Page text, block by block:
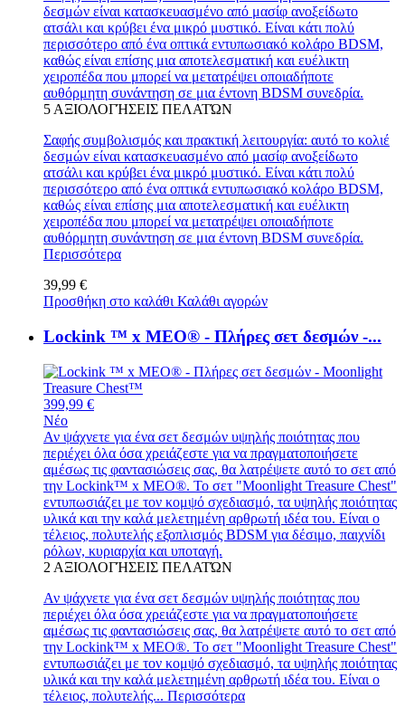
δεσμών είναι κατασκευασμένο από μασίφ ανοξείδωτο
ατσάλι και κρύβει ένα μικρό μυστικό. Είναι κάτι πολύ
περισσότερο από ένα οπτικά εντυπωσιακό κολάρο BDSM,
καθώς είναι επίσης μια αποτελεσματική και ευέλικτη
χειροπέδα που μπορεί να μετατρέψει οποιαδήποτε
αυθόρμητη συνάντηση σε μια έντονη BDSM συνεδρία.
5 ΑΞΙΟΛΟΓΉΣΕΙΣ ΠΕΛΑΤΏΝ
Σαφής συμβολισμός και πρακτική λειτουργία: αυτό το κολιέ
δεσμών είναι κατασκευασμένο από μασίφ ανοξείδωτο
ατσάλι και κρύβει ένα μικρό μυστικό. Είναι κάτι πολύ
περισσότερο από ένα οπτικά εντυπωσιακό κολάρο BDSM,
καθώς είναι επίσης μια αποτελεσματική και ευέλικτη
χειροπέδα που μπορεί να μετατρέψει οποιαδήποτε
αυθόρμητη συνάντηση σε μια έντονη BDSM συνεδρία.
Περισσότερα
39,99 €
Προσθήκη στο καλάθι Καλάθι αγορών
Lockink ™ x MEO® - Πλήρες σετ δεσμών -...
399,99 €
Νέο
Αν ψάχνετε για ένα σετ δεσμών υψηλής ποιότητας που
περιέχει όλα όσα χρειάζεστε για να πραγματοποιήσετε
αμέσως τις φαντασιώσεις σας, θα λατρέψετε αυτό το σετ από
την Lockink™ x MEO®. Το σετ "Moonlight Treasure Chest"
εντυπωσιάζει με τον κομψό σχεδιασμό, τα υψηλής ποιότητας
υλικά και την καλά μελετημένη αρθρωτή ιδέα του. Είναι ο
τέλειος, πολυτελής εξοπλισμός BDSM για δέσιμο, παιχνίδι
ρόλων, κυριαρχία και υποταγή.
2 ΑΞΙΟΛΟΓΉΣΕΙΣ ΠΕΛΑΤΏΝ
Αν ψάχνετε για ένα σετ δεσμών υψηλής ποιότητας που
περιέχει όλα όσα χρειάζεστε για να πραγματοποιήσετε
αμέσως τις φαντασιώσεις σας, θα λατρέψετε αυτό το σετ από
την Lockink™ x MEO®. Το σετ "Moonlight Treasure Chest"
εντυπωσιάζει με τον κομψό σχεδιασμό, τα υψηλής ποιότητας
υλικά και την καλά μελετημένη αρθρωτή ιδέα του. Είναι ο
τέλειος, πολυτελής... Περισσότερα